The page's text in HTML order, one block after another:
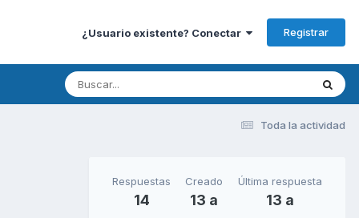
¿Usuario existente? Conectar Registrar
Toda la actividad
Respuestas
14
Creado
13 a
Última respuesta
13 a